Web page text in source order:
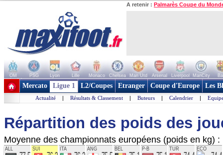
A retenir : Palmarès Coupe du
OM PSG Lyon Lille Monaco Chelsea Man Utd Arsenal Liverpool ManCity
+ de clubs
Mercato Ligue 1 L2/Coupes Etranger Coupe d'Europe Les
Actualité | Résultats & Classement | Buteurs | Calendrier |
Répartition des poids des
Moyenne des championnats européens (poids en kg) :
ALL SUI ITA ANG BEL P-B TUR ECO